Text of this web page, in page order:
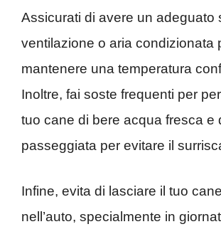
Assicurati di avere un adeguato
ventilazione o aria condizionata
mantenere una temperatura
Inoltre, fai soste frequenti per
tuo cane di bere acqua fresca e
passeggiata per evitare il
Infine, evita di lasciare il tuo
nell’auto, specialmente in